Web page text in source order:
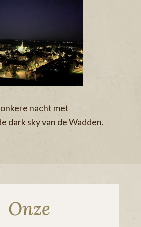
nacht met
dark sky van de Wadden.
Onze